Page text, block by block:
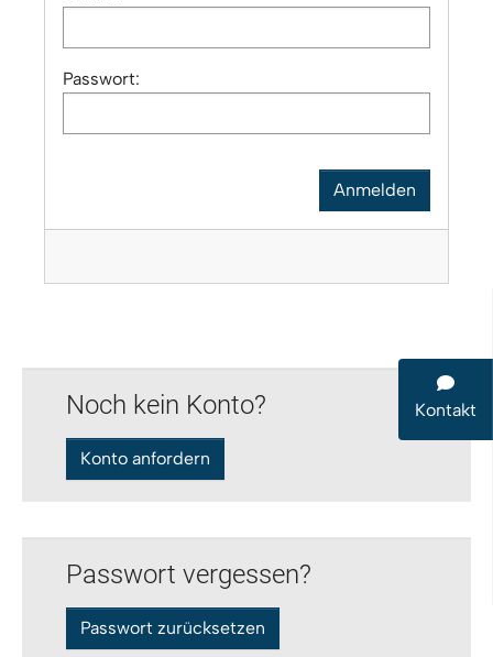
Passwort:
Noch kein Konto?
Konto anfordern
Passwort vergessen?
Passwort zurücksetzen
Kontakt